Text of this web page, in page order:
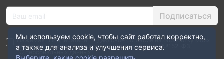
Подписаться
Нажимая “Подписаться”, я даю свое согласие на обработку моих
персональных данных в соответствии с законом №152-ФЗ
“О персональных данных”
Мы используем cookie, чтобы сайт работал корректно,
а также для анализа и улучшения сервиса.
Выберите, какие cookie разрешить